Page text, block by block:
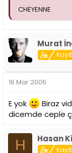
CHEYENNE
Murat
16 Mar 2006
E yok
Biraz
dicemde ceple
H Hasan